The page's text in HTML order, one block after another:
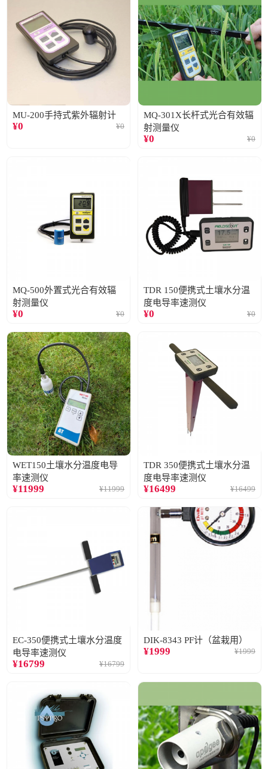
MU-200手持式紫外辐射计
¥0 ¥0
MQ-301X长杆式光合有效辐
射测量仪
¥0 ¥0
MQ-500外置式光合有效辐
射测量仪
¥0 ¥0
TDR 150便携式土壤水分温
度电导率速测仪
¥0 ¥0
WET150土壤水分温度电导
率速测仪
¥11999 ¥11999
TDR 350便携式土壤水分温
度电导率速测仪
¥16499 ¥16499
EC-350便携式土壤水分温度
电导率速测仪
¥16799 ¥16799
DIK-8343 PF计（盆栽用）
¥1999 ¥1999